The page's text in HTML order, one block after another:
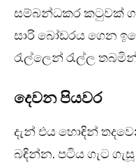
සම්බන්ධකර කටුවක්
සාරි බෝඩරය ගෙන
රැල්ලෙන් රැල්ල
දෙවන පියවර
දැන් එය හොඳින්
බඳින්න. පටිය ගැට